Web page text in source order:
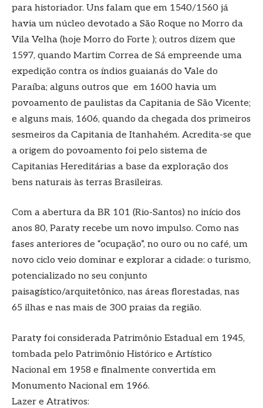
para historiador. Uns falam que em 1540/1560 já
havia um núcleo devotado a São Roque no Morro da
Vila Velha (hoje Morro do Forte ); outros dizem que
1597, quando Martim Correa de Sá empreende uma
expedição contra os índios guaianás do Vale do
Paraíba; alguns outros que em 1600 havia um
povoamento de paulistas da Capitania de São Vicente;
e alguns mais, 1606, quando da chegada dos primeiros
sesmeiros da Capitania de Itanhahém. Acredita-se que
a origem do povoamento foi pelo sistema de
Capitanias Hereditárias a base da exploração dos
bens naturais às terras Brasileiras.
Com a abertura da BR 101 (Rio-Santos) no início dos
anos 80, Paraty recebe um novo impulso. Como nas
fases anteriores de “ocupação”, no ouro ou no café, um
novo ciclo veio dominar e explorar a cidade: o turismo,
potencializado no seu conjunto
paisagístico/arquitetônico, nas áreas florestadas, nas
65 ilhas e nas mais de 300 praias da região.
Paraty foi considerada Patrimônio Estadual em 1945,
tombada pelo Patrimônio Histórico e Artístico
Nacional em 1958 e finalmente convertida em
Monumento Nacional em 1966.
Lazer e Atrativos: